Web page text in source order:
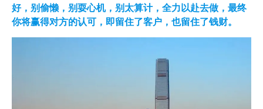
好，别偷懒，别耍心机，别太算计，全力以赴去做，最终
你将赢得对方的认可，即留住了客户，也留住了钱财。